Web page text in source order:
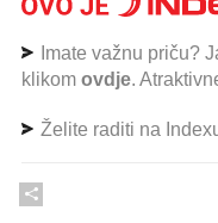
Imate važnu priču?
klikom ovdje.
Želite raditi na